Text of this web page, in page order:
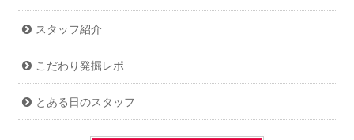
スタッフ紹介
こだわり発掘レポ
とある日のスタッフ